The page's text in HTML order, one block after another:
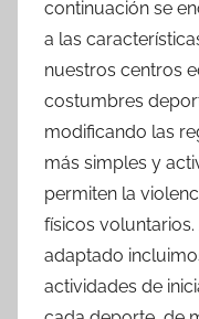
continuación se
a las
nuestros centros
costumbres
modificando las
más simples y
permiten la
físicos
adaptado
actividades de